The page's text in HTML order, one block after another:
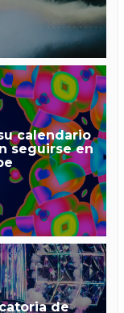
calendario
seguirse en
de